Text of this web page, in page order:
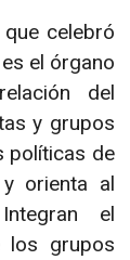
celebró
el órgano
del
y grupos
políticas de
orienta al
el
los grupos